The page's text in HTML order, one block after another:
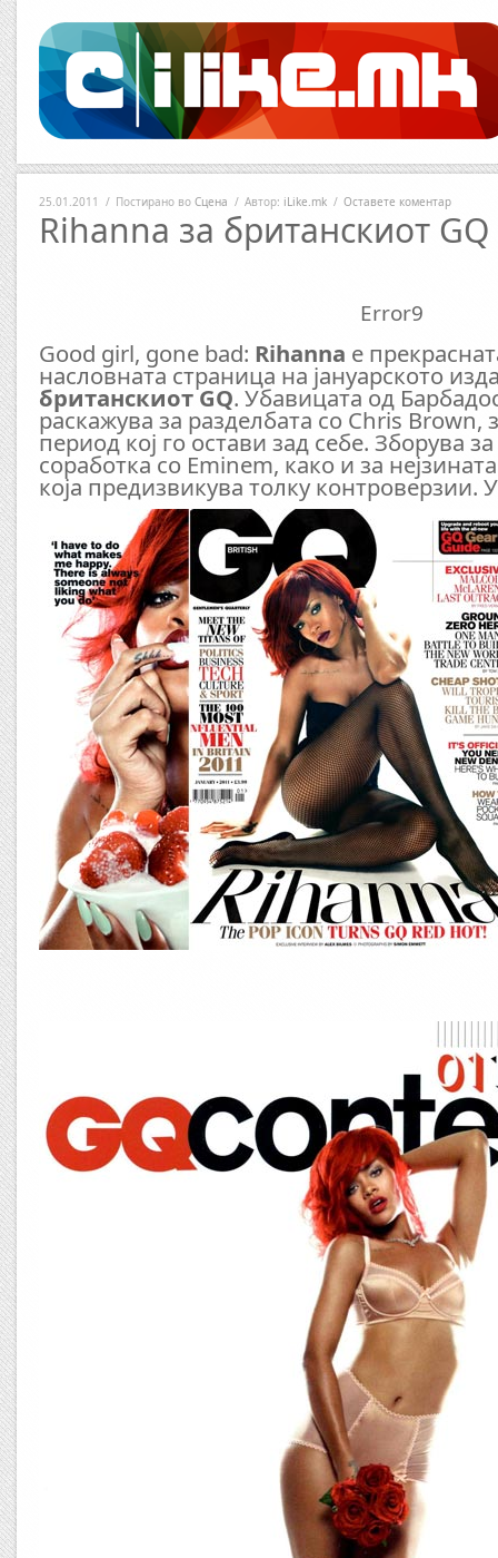
25.01.2011 / Постирано во Сцена / Автор: iLike.mk / Оставете коментар
Rihanna за британскиот GQ
Error9
Good girl, gone bad: Rihanna е
насловната страница на јануарското
британскиот GQ. Убавицата од
раскажува за разделбата со Chris Brown,
период кој го остави зад себе. Зборува
соработка со Eminem, како и за
која предизвикува толку контроверзии.